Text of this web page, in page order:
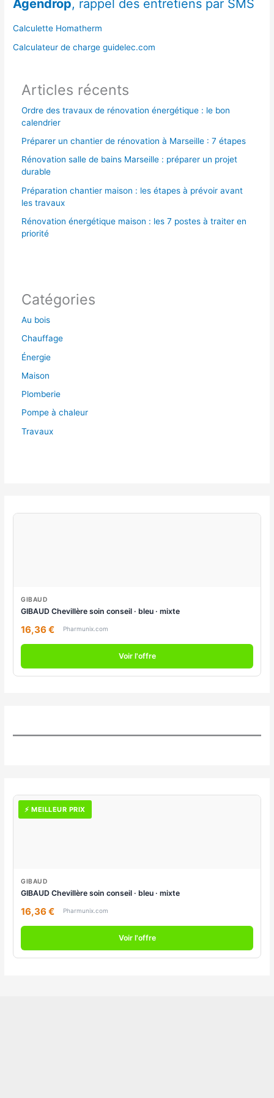
c
h
:
Agendrop, rappel des entretiens par SMS
Calculette Homatherm
Calculateur de charge guidelec.com
Articles récents
Ordre des travaux de rénovation énergétique : le bon
calendrier
Préparer un chantier de rénovation à Marseille : 7 étapes
Rénovation salle de bains Marseille : préparer un projet
durable
Préparation chantier maison : les étapes à prévoir avant
les travaux
Rénovation énergétique maison : les 7 postes à traiter en
priorité
Catégories
Au bois
Chauffage
Énergie
Maison
Plomberie
Pompe à chaleur
Travaux
GIBAUD
GIBAUD Chevillère soin conseil · bleu · mixte
16,36 € Pharmunix.com
Voir l'offre
⚡ MEILLEUR PRIX
GIBAUD
GIBAUD Chevillère soin conseil · bleu · mixte
16,36 € Pharmunix.com
Voir l'offre